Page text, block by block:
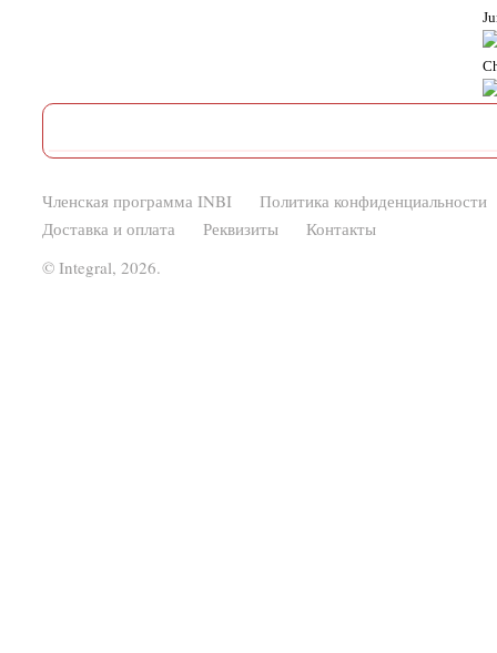
Членская программа INBI
Политика конфиденциальности
Доставка и оплата
Реквизиты
Контакты
© Integral, 2026.